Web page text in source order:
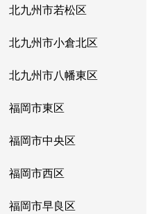
北九州市若松区
北九州市小倉北区
北九州市八幡東区
福岡市東区
福岡市中央区
福岡市西区
福岡市早良区